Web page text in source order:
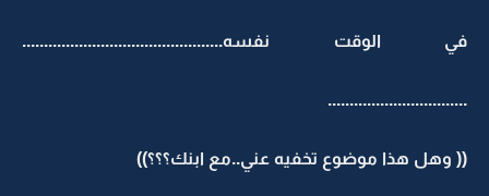
في الوقت نفسه..............................................
................................
(( وهل هذا موضوع تخفيه عني..مع ابنك؟؟؟))